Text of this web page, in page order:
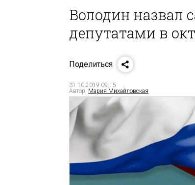
Володин назвал
депутатами в
Поделиться
31.10.2019 09:15
Автор: Мария Михайловская